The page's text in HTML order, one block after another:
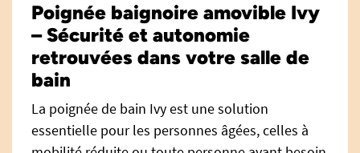
Poignée baignoire amovible Ivy
– Sécurité et autonomie
retrouvées dans votre salle de
bain
La poignée de bain Ivy est une solution
essentielle pour les personnes âgées, celles à